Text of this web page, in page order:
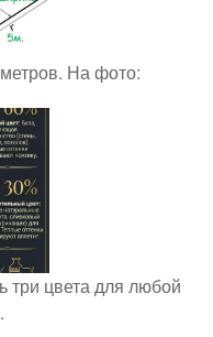
На фото:
три цвета для любой